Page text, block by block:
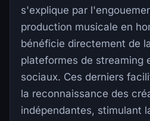
s'explique par
production musicale en
bénéficie directement de
plateformes de streaming
sociaux. Ces derniers
la reconnaissance des
indépendantes, stimulant